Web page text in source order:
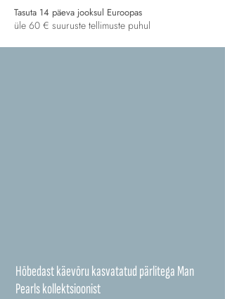
Tasuta 14 päeva jooksul Euroopas
üle 60 € suuruste tellimuste puhul
Hõbedast käevõru kasvatatud pärlitega Man
Pearls kollektsioonist